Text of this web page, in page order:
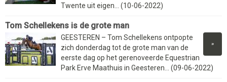
Twente uit eigen... (10-06-2022)
Tom Schellekens is de grote man
»
GEESTEREN – Tom Schellekens ontpopte
zich donderdag tot de grote man van de
eerste dag op het gerenoveerde Equestrian
Park Erve Maathuis in Geesteren... (09-06-2022)